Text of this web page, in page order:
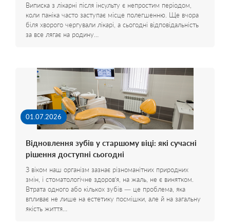
Виписка з лікарні після інсульту є непростим періодом,
коли паніка часто заступає місце полегшенню. Ще вчора
біля хворого чергували лікарі, а сьогодні відповідальність
за все лягає на родину…
01.07.2026
Відновлення зубів у старшому віці: які сучасні
рішення доступні сьогодні
З віком наш організм зазнає різноманітних природних
змін, і стоматологічне здоров’я, на жаль, не є винятком.
Втрата одного або кількох зубів — це проблема, яка
впливає не лише на естетику посмішки, але й на загальну
якість життя…